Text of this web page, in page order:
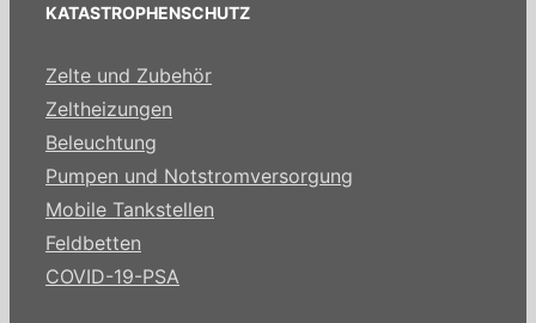
KATASTROPHENSCHUTZ
Zelte und Zubehör
Zeltheizungen
Beleuchtung
Pumpen und Notstromversorgung
Mobile Tankstellen
Feldbetten
COVID-19-PSA